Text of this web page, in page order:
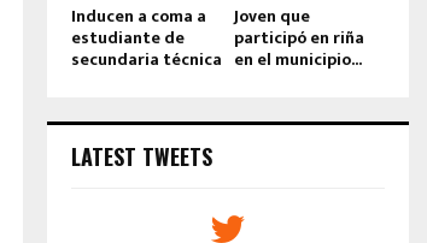
Inducen a coma a
estudiante de
secundaria técnica
Joven que
participó en riña
en el municipio...
LATEST TWEETS